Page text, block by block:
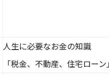
人生に必要なお金の知識
「税金、不動産、住宅ロー